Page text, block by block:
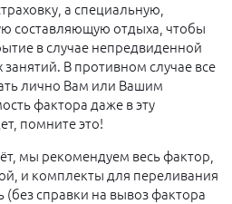
а специальную,
составляющую отдыха, чтобы
в случае непредвиденной
В противном случае все
лично Вам или Вашим
фактора даже в эту
помните это!
мы рекомендуем весь фактор,
и комплекты для переливания
справки на вывоз фактора